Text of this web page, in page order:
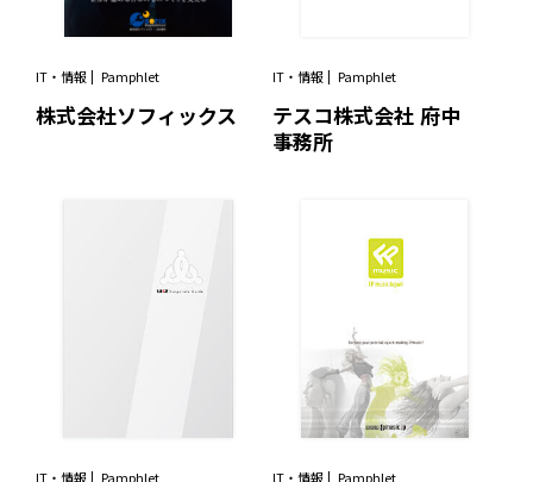
IT・情報 Pamphlet
株式会社ソフィックス
IT・情報 Pamphlet
テスコ株式会社 府中
事務所
IT・情報 Pamphlet IT・情報 Pamphlet